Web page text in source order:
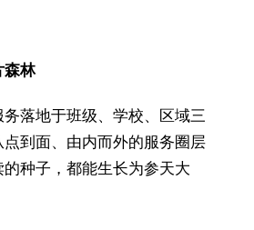
森林
落地于班级、学校、区域三
到面、由内而外的服务圈层
种子，都能生长为参天大